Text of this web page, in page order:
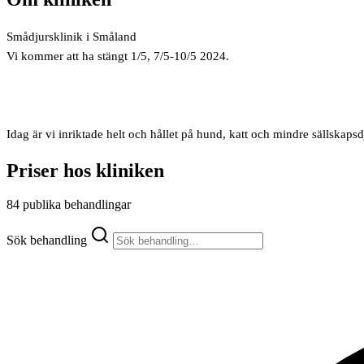
Smådjursklinik i Småland
Vi kommer att ha stängt 1/5, 7/5-10/5 2024.
Idag är vi inriktade helt och hållet på hund, katt och mindre
Priser hos kliniken
84 publika behandlingar
Sök behandling